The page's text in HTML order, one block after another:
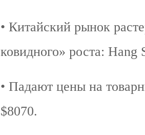
• Китайский рынок
ковидного» роста: Hang
• Падают цены на
$8070.